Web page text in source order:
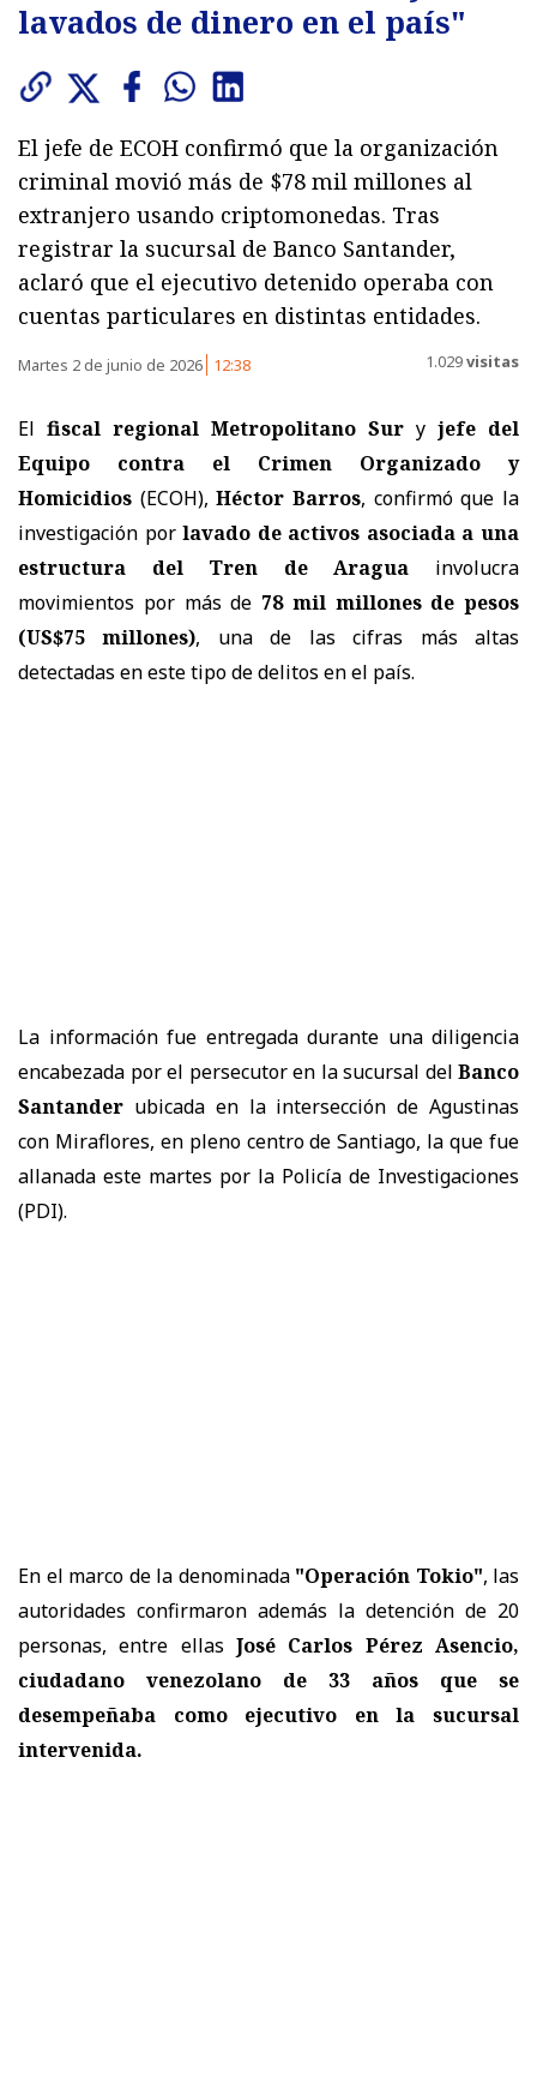
lavados de dinero en el país"
El jefe de ECOH confirmó que la organización
criminal movió más de $78 mil millones al
extranjero usando criptomonedas. Tras
registrar la sucursal de Banco Santander,
aclaró que el ejecutivo detenido operaba con
cuentas particulares en distintas entidades.
Martes 2 de junio de 2026 12:38 1.029visitas
El fiscal regional Metropolitano Sur y jefe del
Equipo contra el Crimen Organizado y
Homicidios (ECOH),Héctor Barros, confirmó que la
investigación porlavado de activos asociada a una
estructura del Tren de Aragua involucra
movimientos por más de 78 mil millones de pesos
(US$75 millones), una de las cifras más altas
detectadas en este tipo de delitos en el país.
La información fue entregada durante una diligencia
encabezada por el persecutor en la sucursal del Banco
Santander ubicada en la intersección de Agustinas
con Miraflores, en pleno centro de Santiago, la que fue
allanada este martes por la Policía de Investigaciones
(PDI).
En el marco de la denominada "Operación Tokio", las
autoridades confirmaron además la detención de 20
personas, entre ellas José Carlos Pérez Asencio,
ciudadano venezolano de 33 años que se
desempeñaba como ejecutivo en la sucursal
intervenida.